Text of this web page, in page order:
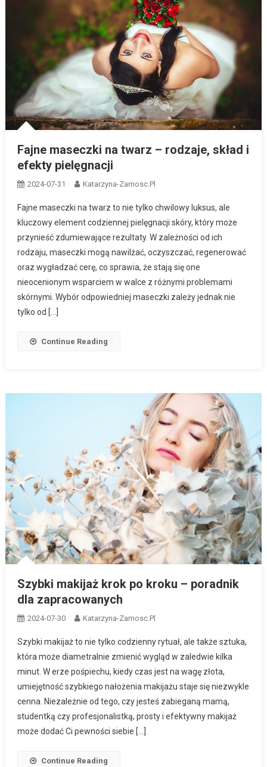
Fajne maseczki na twarz – rodzaje, skład i
efekty pielęgnacji
2024-07-31 Katarzyna-Zamosc.pl
Fajne maseczki na twarz to nie tylko chwilowy luksus, ale
kluczowy element codziennej pielęgnacji skóry, który może
przynieść zdumiewające rezultaty. W zależności od ich
rodzaju, maseczki mogą nawilżać, oczyszczać, regenerować
oraz wygładzać cerę, co sprawia, że stają się one
nieocenionym wsparciem w walce z różnymi problemami
skórnymi. Wybór odpowiedniej maseczki zależy jednak nie
tylko od […]
Continue Reading
Szybki makijaż krok po kroku – poradnik
dla zapracowanych
2024-07-30 Katarzyna-Zamosc.pl
Szybki makijaż to nie tylko codzienny rytuał, ale także sztuka,
która może diametralnie zmienić wygląd w zaledwie kilka
minut. W erze pośpiechu, kiedy czas jest na wagę złota,
umiejętność szybkiego nałożenia makijażu staje się niezwykle
cenna. Niezależnie od tego, czy jesteś zabieganą mamą,
studentką czy profesjonalistką, prosty i efektywny makijaż
może dodać Ci pewności siebie […]
Continue Reading